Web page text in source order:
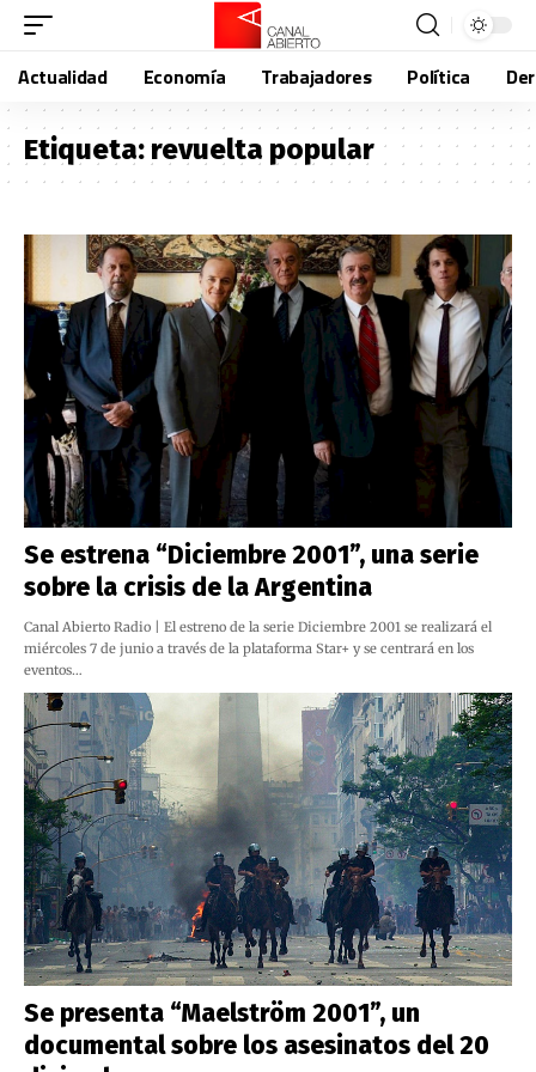
Actualidad Economía Trabajadores Política
Etiqueta:revuelta popular
Se estrena “Diciembre 2001”, una serie
sobre la crisis de la Argentina
Canal Abierto Radio | El estreno de la serie Diciembre 2001 se realizará el
miércoles 7 de junio a través de la plataforma Star+ y se centrará en los
eventos…
Se presenta “Maelström 2001”, un
documental sobre los asesinatos del 20